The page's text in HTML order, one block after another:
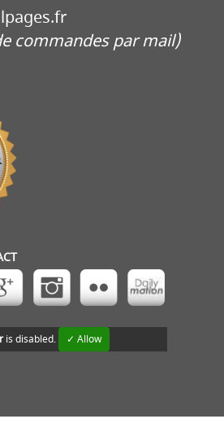
commandes par mail)
is disabled. ✓ Allow